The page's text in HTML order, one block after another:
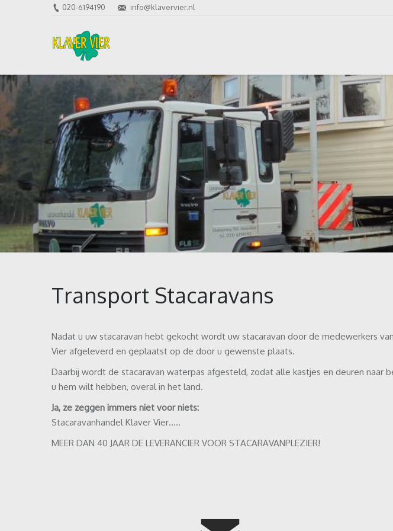
020-6194190 info@klavervier.nl
Transport Stacaravans
Nadat u uw stacaravan hebt gekocht wordt uw stacaravan door de medewerkers
Vier afgeleverd en geplaatst op de door u gewenste plaats.
Daarbij wordt de stacaravan waterpas afgesteld, zodat alle kastjes en deuren naar
u hem wilt hebben, overal in het land.
Ja, ze zeggen immers niet voor niets:
Stacaravanhandel Klaver Vier…..
MEER DAN 40 JAAR DE LEVERANCIER VOOR STACARAVANPLEZIER!